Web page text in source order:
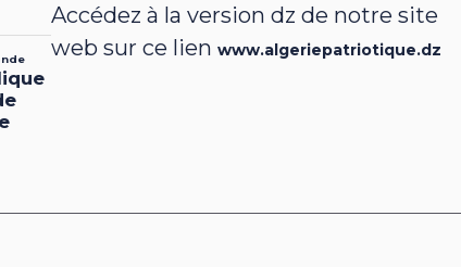
Accédez à la version dz de notre site
web sur ce lienwww.algeriepatriotique.dz